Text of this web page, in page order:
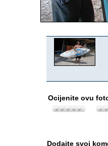
Ocijenite ovu
Dodajte svoj